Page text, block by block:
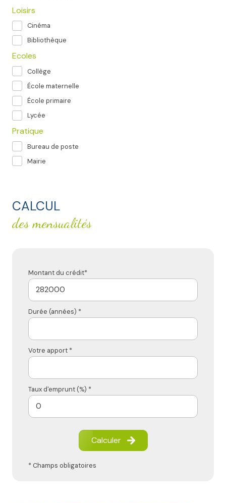
Loisirs
Cinéma
Bibliothèque
Ecoles
Collège
École maternelle
École primaire
Lycée
Pratique
Bureau de poste
Mairie
CALCUL
des mensualités
Montant du crédit*
Durée (années) *
Votre apport *
Taux d'emprunt (%) *
Calculer
* Champs obligatoires